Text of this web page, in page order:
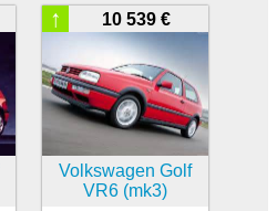
10 539 €
↑
Volkswagen Golf
VR6 (mk3)